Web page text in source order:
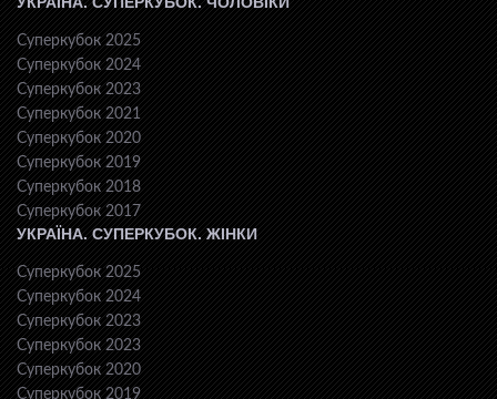
Суперкубок 2025
Суперкубок 2024
Суперкубок 2023
Суперкубок 2021
Суперкубок 2020
Суперкубок 2019
Суперкубок 2018
Суперкубок 2017
УКРАЇНА. СУПЕРКУБОК. ЖІНКИ
Суперкубок 2025
Суперкубок 2024
Суперкубок 2023
Суперкубок 2023
Суперкубок 2020
Суперкубок 2019